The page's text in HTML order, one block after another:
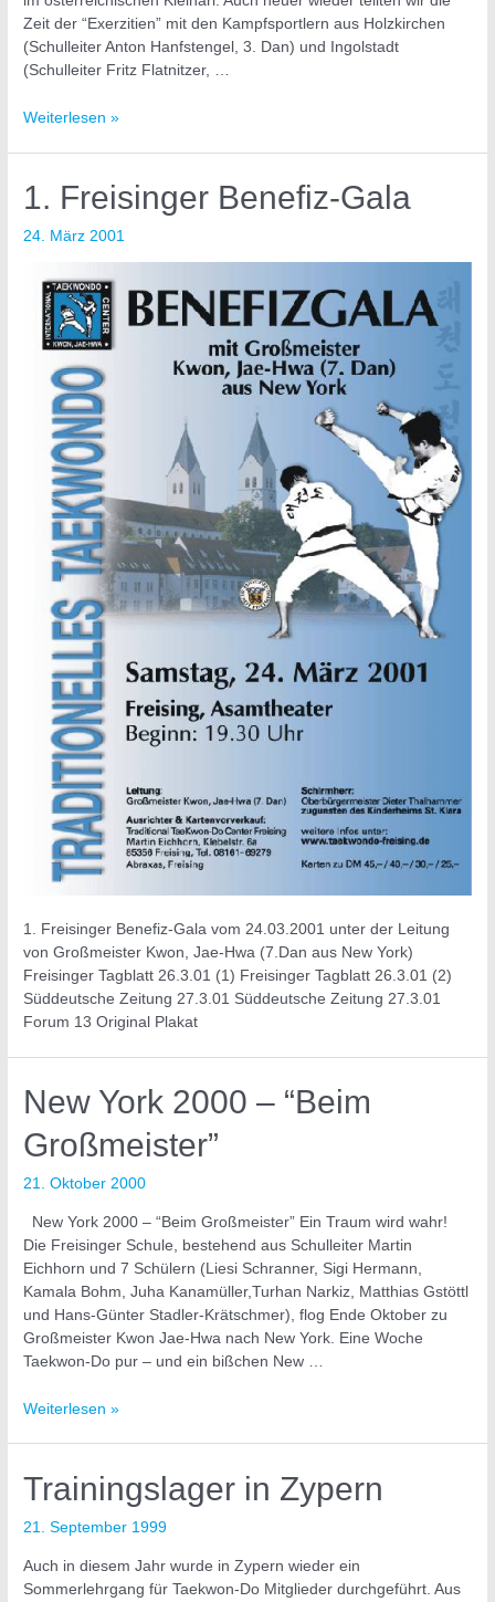
Zeit der “Exerzitien” mit den Kampfsportlern aus Holzkirchen
(Schulleiter Anton Hanfstengel, 3. Dan) und Ingolstadt
(Schulleiter Fritz Flatnitzer, …
Weiterlesen »
1. Freisinger Benefiz-Gala
24. März 2001
1. Freisinger Benefiz-Gala vom 24.03.2001 unter der Leitung
von Großmeister Kwon, Jae-Hwa (7.Dan aus New York)
Freisinger Tagblatt 26.3.01 (1) Freisinger Tagblatt 26.3.01 (2)
Süddeutsche Zeitung 27.3.01 Süddeutsche Zeitung 27.3.01
Forum 13 Original Plakat
New York 2000 – “Beim
Großmeister”
21. Oktober 2000
New York 2000 – “Beim Großmeister” Ein Traum wird wahr!
Die Freisinger Schule, bestehend aus Schulleiter Martin
Eichhorn und 7 Schülern (Liesi Schranner, Sigi Hermann,
Kamala Bohm, Juha Kanamüller,Turhan Narkiz, Matthias Gstöttl
und Hans-Günter Stadler-Krätschmer), flog Ende Oktober zu
Großmeister Kwon Jae-Hwa nach New York. Eine Woche
Taekwon-Do pur – und ein bißchen New …
New
York
2000
–
“Beim
Weiterlesen »
Trainingslager in Zypern
21. September 1999
Auch in diesem Jahr wurde in Zypern wieder ein
Sommerlehrgang für Taekwon-Do Mitglieder durchgeführt. Aus
Trainingslager
in
Zypern